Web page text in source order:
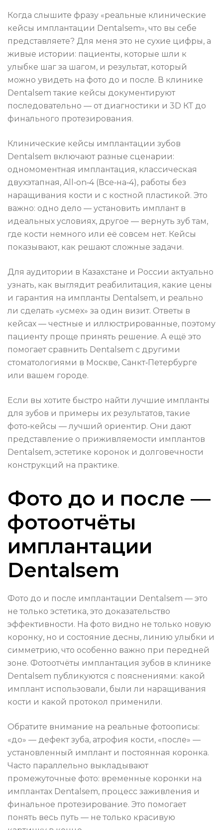
Когда слышите фразу «реальные клинические
кейсы имплантации Dentalsem», что вы себе
представляете? Для меня это не сухие цифры, а
живые истории: пациенты, которые шли к
улыбке шаг за шагом, и результат, который
можно увидеть на фото до и после. В клинике
Dentalsem такие кейсы документируют
последовательно — от диагностики и 3D КТ до
финального протезирования.
Клинические кейсы имплантации зубов
Dentalsem включают разные сценарии:
одномоментная имплантация, классическая
двухэтапная, All‑on‑4 (Все‑на‑4), работы без
наращивания кости и с костной пластикой. Это
важно: одно дело — установить имплант в
идеальных условиях, другое — вернуть зуб там,
где кости немного или её совсем нет. Кейсы
показывают, как решают сложные задачи.
Для аудитории в Казахстане и России актуально
узнать, как выглядит реабилитация, какие цены
и гарантия на импланты Dentalsem, и реально
ли сделать «усмех» за один визит. Ответы в
кейсах — честные и иллюстрированные, поэтому
пациенту проще принять решение. А ещё это
помогает сравнить Dentalsem с другими
стоматологиями в Москве, Санкт‑Петербурге
или вашем городе.
Если вы хотите быстро найти лучшие импланты
для зубов и примеры их результатов, такие
фото‑кейсы — лучший ориентир. Они дают
представление о приживляемости имплантов
Dentalsem, эстетике коронок и долговечности
конструкций на практике.
Фото до и после —
фотоотчёты
имплантации
Dentalsem
Фото до и после имплантации Dentalsem — это
не только эстетика, это доказательство
эффективности. На фото видно не только новую
коронку, но и состояние десны, линию улыбки и
симметрию, что особенно важно при передней
зоне. Фотоотчёты имплантация зубов в клинике
Dentalsem публикуются с пояснениями: какой
имплант использовали, были ли наращивания
кости и какой протокол применили.
Обратите внимание на реальные фотоописы:
«до» — дефект зуба, атрофия кости, «после» —
установленный имплант и постоянная коронка.
Часто параллельно выкладывают
промежуточные фото: временные коронки на
имплантах Dentalsem, процесс заживления и
финальное протезирование. Это помогает
понять весь путь — не только красивую